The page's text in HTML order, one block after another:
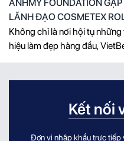
ANHMY FOUNDATION
LÃNH ĐẠO COSMETEX
HÀNH TRÌNH HIỂU CÂU
THƯƠNG HIỆU, MANG
Không chỉ là nơi hội tụ
hiệu làm đẹp hàng đầu,
còn trở thành cầu nối để
đón tiếp và làm việc trực tiếp
Tomotake Matsuda –Kết nối
Đơn vị nhập khẩu trực tiếp